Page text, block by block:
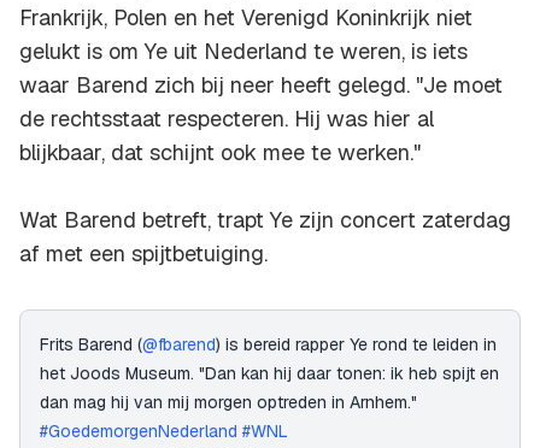
Frankrijk, Polen en het Verenigd Koninkrijk niet
gelukt is om Ye uit Nederland te weren, is iets
waar Barend zich bij neer heeft gelegd. "Je moet
de rechtsstaat respecteren. Hij was hier al
blijkbaar, dat schijnt ook mee te werken."
Wat Barend betreft, trapt Ye zijn concert zaterdag
af met een spijtbetuiging.
Frits Barend (@fbarend) is bereid rapper Ye rond te leiden in
het Joods Museum. "Dan kan hij daar tonen: ik heb spijt en
dan mag hij van mij morgen optreden in Arnhem."
#GoedemorgenNederland #WNL